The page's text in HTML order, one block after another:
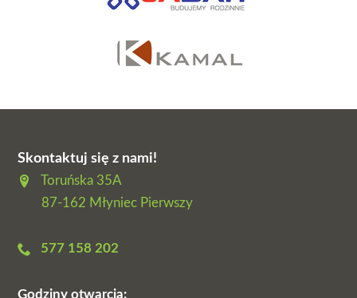
Skontaktuj się z nami!

Toruńska 35A
87-162 Młyniec Pierwszy
 577 158 202
Godziny otwarcia: